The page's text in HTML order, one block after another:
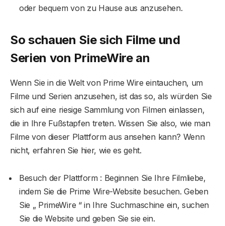
oder bequem von zu Hause aus anzusehen.
So schauen Sie sich Filme und
Serien von PrimeWire an
Wenn Sie in die Welt von Prime Wire eintauchen, um
Filme und Serien anzusehen, ist das so, als würden Sie
sich auf eine riesige Sammlung von Filmen einlassen,
die in Ihre Fußstapfen treten. Wissen Sie also, wie man
Filme von dieser Plattform aus ansehen kann? Wenn
nicht, erfahren Sie hier, wie es geht.
Besuch der Plattform : Beginnen Sie Ihre Filmliebe,
indem Sie die Prime Wire-Website besuchen. Geben
Sie „ PrimeWire “ in Ihre Suchmaschine ein, suchen
Sie die Website und geben Sie sie ein.